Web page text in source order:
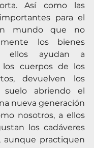
Así como las
para el
mundo que no
los bienes
ellos ayudan a
los cuerpos de los
devuelven los
abriendo el
nueva generación
nosotros, a ellos
los cadáveres
aunque practiquen